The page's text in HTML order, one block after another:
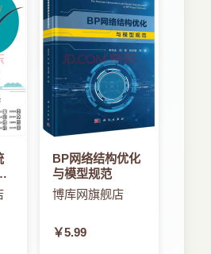
中间件支持
集群
原则
征
理
法
共享设备（LSF）
很简单，但它有若干缺陷。
么办？10秒的心跳周期是太
心跳消息在网络中丢失了（例
，怎么办？该机制能否适用于
高可用性系统必须解决这些问
是使用心跳消息携带负载信
某个节点的心跳消息时，它不
，而且知道该节点的资源利用
信息对于负载均衡和作业管理
必要的，因为不仅仅只有主节
BP网络结构优化
与模型规范
博库网旗舰店
￥5.99